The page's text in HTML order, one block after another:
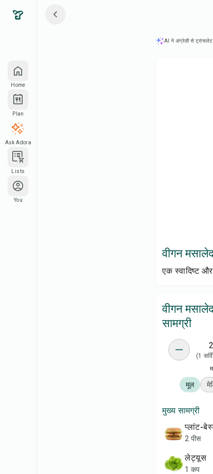
Home
Plan
Ask Adora
Lists
You
AI ने अंग्रेज़ी से ट्रांसलेट
वीगन
एक स्वादिष्ट
वीगन
सामग्री
(1
मूल
मुख्य सामग्री
प्लांट-
2 पीस
लेट्यूस
1 कप